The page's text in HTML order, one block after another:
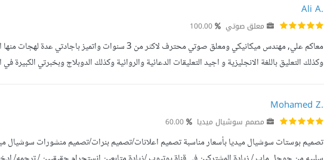
Ali A.
معلق صوتي 100.00
معاكم علي, مهندس ميكانيكي ومعلق صوتي محترف لاكثر من 3
وكذلك التعليق باللغة الانجليزية و اجيد التعليقات الدعائية والروائية وكذلك الدوبلاج وبخبرتي
Mohamed Z.
مصمم سوشيال ميديا 60.00
تصميم بوستات سوشيال ميديا بأسعار مناسبة تصميم اعلانات/تصميم بنرات/تصميم منشورات سوشيال